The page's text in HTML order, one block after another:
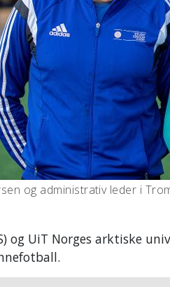
og administrativ leder i
og UiT Norges arktiske